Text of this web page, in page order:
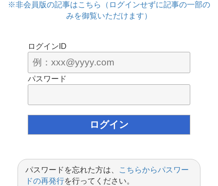
※非会員版の記事はこちら（ログインせずに記事の一部の
みを御覧いただけます）
ログインID
パスワード
パスワードを忘れた方は、
こちらからパスワー
ドの再発行を行ってください。